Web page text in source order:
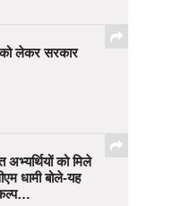
को लेकर सरकार
को मिले
धामी बोले-यह